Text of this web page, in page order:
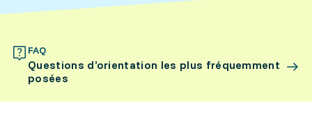
FAQ
Questions d’orientation les plus fréquemment
posées